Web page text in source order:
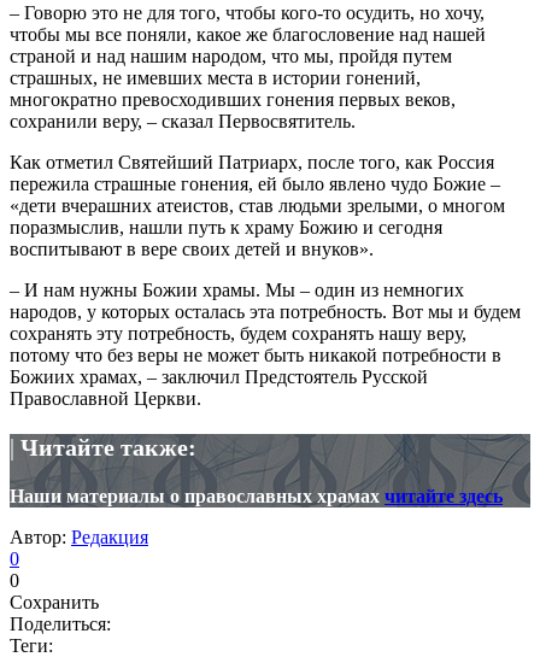
– Говорю это не для того, чтобы кого-то осудить, но хочу,
чтобы мы все поняли, какое же благословение над нашей
страной и над нашим народом, что мы, пройдя путем
страшных, не имевших места в истории гонений,
многократно превосходивших гонения первых веков,
сохранили веру, – сказал Первосвятитель.
Как отметил Святейший Патриарх, после того, как Россия
пережила страшные гонения, ей было явлено чудо Божие –
«дети вчерашних атеистов, став людьми зрелыми, о многом
поразмыслив, нашли путь к храму Божию и сегодня
воспитывают в вере своих детей и внуков».
– И нам нужны Божии храмы. Мы – один из немногих
народов, у которых осталась эта потребность. Вот мы и будем
сохранять эту потребность, будем сохранять нашу веру,
потому что без веры не может быть никакой потребности в
Божиих храмах, – заключил Предстоятель Русской
Православной Церкви.
| Читайте также:
Наши материалы о православных храмах читайте здесь
Автор: Редакция
0
0
Сохранить
Поделиться:
Теги: